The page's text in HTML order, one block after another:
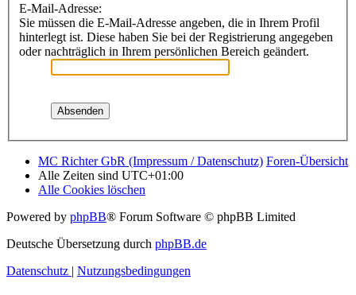
E-Mail-Adresse:
Sie müssen die E-Mail-Adresse angeben, die in Ihrem Profil
hinterlegt ist. Diese haben Sie bei der Registrierung angegeben
oder nachträglich in Ihrem persönlichen Bereich geändert.
MC Richter GbR (Impressum / Datenschutz) Foren-Übersicht
Alle Zeiten sind UTC+01:00
Alle Cookies löschen
Powered by phpBB® Forum Software © phpBB Limited
Deutsche Übersetzung durch phpBB.de
Datenschutz | Nutzungsbedingungen